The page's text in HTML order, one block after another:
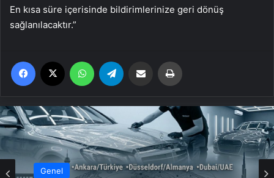
En kısa süre içerisinde bildirimlerinize geri dönüş
sağlanılacaktır.”
Facebook WhatsApp Email'den paylaş
Genel